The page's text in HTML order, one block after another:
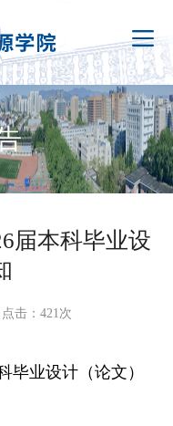
届本科毕业设
击： 421次
毕业设计（论文）